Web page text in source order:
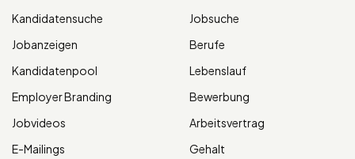
Kandidatensuche
Jobanzeigen
Kandidatenpool
Employer Branding
Jobvideos
E-Mailings
Jobsuche
Berufe
Lebenslauf
Bewerbung
Arbeitsvertrag
Gehalt